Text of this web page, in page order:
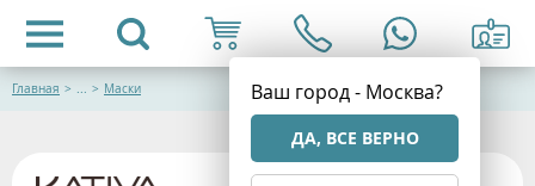
Ваш город - Москва?
ДА, ВСЕ ВЕРНО
Главная > ... > Маски